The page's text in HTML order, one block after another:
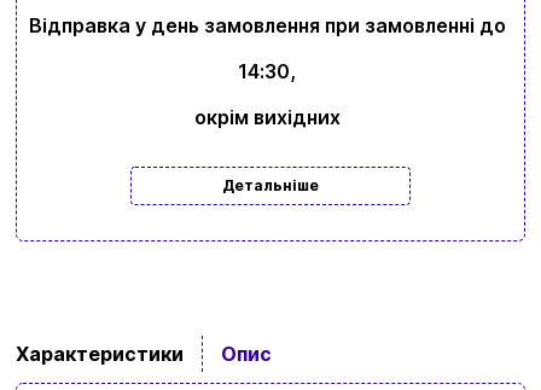
Відправка у день замовлення при замовленні до
14:30,
окрім вихідних
Детальніше
Характеристики Опис